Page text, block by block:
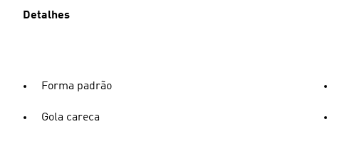
Detalhes
Forma padrão
Gola careca